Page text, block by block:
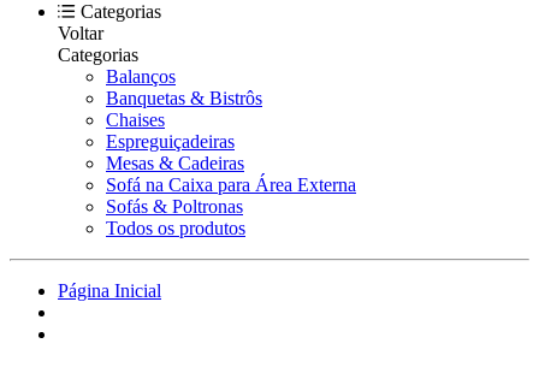
Categorias
Voltar
Categorias
Balanços
Banquetas & Bistrôs
Chaises
Espreguiçadeiras
Mesas & Cadeiras
Sofá na Caixa para Área Externa
Sofás & Poltronas
Todos os produtos
Página Inicial